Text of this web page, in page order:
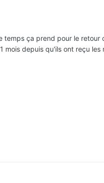
temps ça prend pour le
mois depuis qu'ils ont reçu les